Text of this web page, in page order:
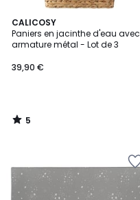
CALICOSY
Paniers en jacinthe d'eau avec
armature métal - Lot de 3
39,90 €
5
/
5
5
/